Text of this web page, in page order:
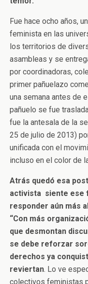
Fue hace ocho años,
feminista en las
los territorios de
asambleas y se
por coordinadoras,
primer pañuelazo
una semana antes de
pañuelo se fue
fue la antesala de la
25 de julio de 2013)
unificada con el
incluso en el color de
Atrás quedó esa
activista siente ese
responder aún más
“Con más
que desmontan
se debe reforzar
derechos ya
reviertan. Lo ve
colectivos feministas